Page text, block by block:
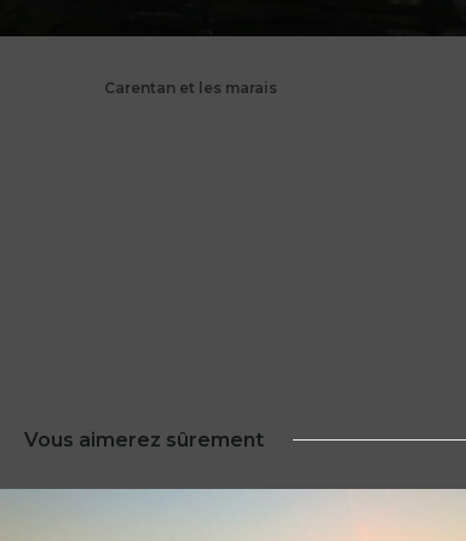
Carentan et les marais
Vous aimerez sûrement